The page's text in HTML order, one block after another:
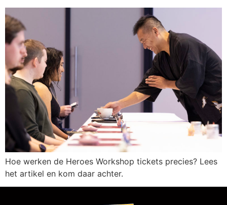
Hoe werken de Heroes Workshop tickets precies? Lees
het artikel en kom daar achter.